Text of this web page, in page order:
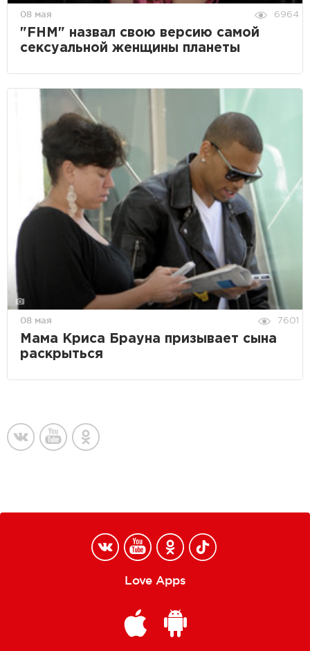
08 мая 6964
"FHM" назвал свою версию самой
сексуальной женщины планеты
08 мая 7601
Мама Криса Брауна призывает сына
раскрыться
Love Apps